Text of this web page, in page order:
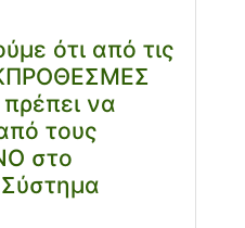
ότι από τις
να
τους
στο